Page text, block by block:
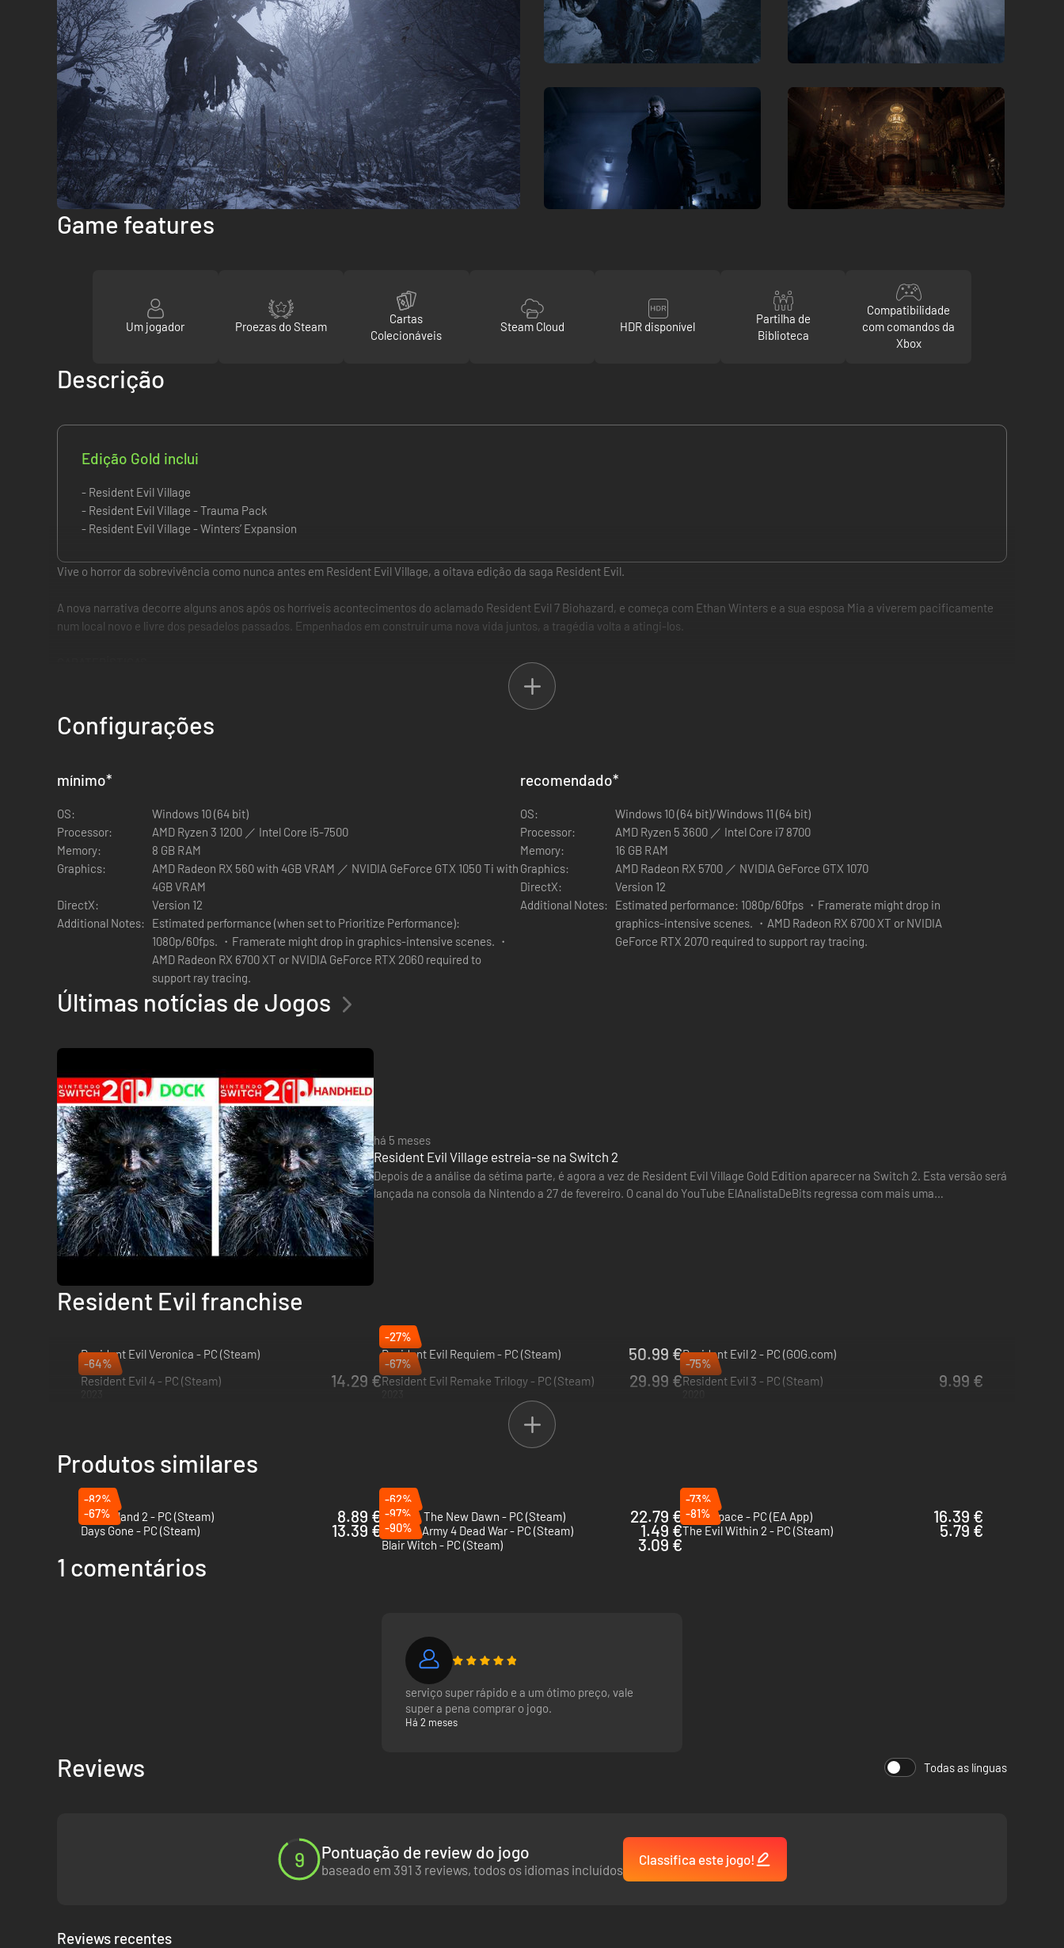
Game features
Um jogador Proezas do Steam
Cartas
Colecionáveis
Steam Cloud HDR disponível
Partilha de
Biblioteca
Compatibilidade
com comandos da
Xbox
Descrição
Edição Gold inclui
- Resident Evil Village
- Resident Evil Village - Trauma Pack
- Resident Evil Village - Winters’ Expansion
Vive o horror da sobrevivência como nunca antes em Resident Evil Village, a oitava edição da saga Resident Evil.
A nova narrativa decorre alguns anos após os horríveis acontecimentos do aclamado Resident Evil 7 Biohazard, e começa com Ethan Winters e a sua esposa Mia a viverem pacificamente
num local novo e livre dos pesadelos passados. Empenhados em construir uma nova vida juntos, a tragédia volta a atingi-los.
os jogadores vão assumir o papel de Ethan Winters, com quem vão viver todas as perseguições aterrorizantes e lutas bem de perto, numa perspetiva na
primeira pessoa.
Faces familiares e novos inimigos:
Configurações
mínimo*
OS:
Windows 10 (64 bit)
Processor:
AMD Ryzen 3 1200 ／ Intel Core i5-7500
Memory:
8 GB RAM
Graphics:
AMD Radeon RX 560 with 4GB VRAM ／ NVIDIA GeForce GTX 1050 Ti with
4GB VRAM
DirectX:
Version 12
Additional Notes:
Estimated performance (when set to Prioritize Performance):
1080p/60fps. ・Framerate might drop in graphics-intensive scenes. ・
AMD Radeon RX 6700 XT or NVIDIA GeForce RTX 2060 required to
support ray tracing.
recomendado*
OS:
Windows 10 (64 bit)/Windows 11 (64 bit)
Processor:
AMD Ryzen 5 3600 ／ Intel Core i7 8700
Memory:
16 GB RAM
Graphics:
AMD Radeon RX 5700 ／ NVIDIA GeForce GTX 1070
DirectX:
Version 12
Additional Notes:
Estimated performance: 1080p/60fps ・Framerate might drop in
graphics-intensive scenes. ・AMD Radeon RX 6700 XT or NVIDIA
GeForce RTX 2070 required to support ray tracing.
Últimas notícias de Jogos
há 5 meses
Resident Evil Village estreia-se na Switch 2
Depois de a análise da sétima parte, é agora a vez de Resident Evil Village Gold Edition aparecer na Switch 2. Esta versão será
lançada na consola da Nintendo a 27 de fevereiro. O canal do YouTube ElAnalistaDeBits regressa com mais uma
Resident Evil franchise
Resident Evil Veronica - PC (Steam)
2027
-27%
Resident Evil Requiem - PC (Steam)
2026
50.99 €Resident Evil 2 - PC (GOG.com)
2024
-64%
Resident Evil 4 - PC (Steam)
14.29 €
-67%
Resident Evil Remake Trilogy - PC (Steam)
29.99 €
-75%
Resident Evil 3 - PC (Steam)
9.99 €
Produtos similares
-82%
Dead Island 2 - PC (Steam)
8.89 €
-62%
Cronos: The New Dawn - PC (Steam)
22.79 €
-73%
Dead Space - PC (EA App)
16.39 €
-67%
Days Gone - PC (Steam)
13.39 €
-97%
Zombie Army 4 Dead War - PC (Steam)
1.49 €
-81%
The Evil Within 2 - PC (Steam)
5.79 €
-90%
Blair Witch - PC (Steam)
3.09 €
1 comentários
serviço super rápido e a um ótimo preço, vale
super a pena comprar o jogo.
Há 2 meses
Reviews Todas as línguas
9 Pontuação de review do jogo
baseado em 391 3 reviews, todos os idiomas incluídos
Classifica este jogo!
Reviews recentes